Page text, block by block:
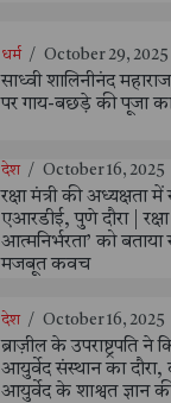
धर्म / October 29, 2025
साध्वी शालिनीनंद
पर गाय-बछड़े की पूजा
देश / October 16, 2025
रक्षा मंत्री की अध्यक्षता
एआरडीई, पुणे दौरा |
आत्मनिर्भरता’ को बताया
मजबूत कवच
देश / October 16, 2025
ब्राज़ील के उपराष्ट्रपति
आयुर्वेद संस्थान का दौरा,
आयुर्वेद के शाश्वत ज्ञान